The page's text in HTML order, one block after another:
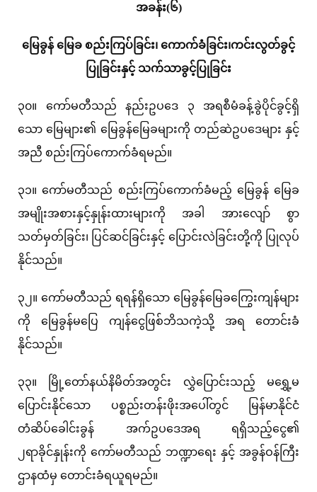
အခန်း(၆)
မြေခွန် မြေခ စည်းကြပ်ခြင်း၊ ကောက်ခံခြင်း၊ကင်းလွတ်ခွင့်
ပြုခြင်းနှင့် သက်သာခွင့်ပြုခြင်း
၃၀။ ကော်မတီသည် နည်းဥပဒေ ၃ အရစီမံခန့်ခွဲပိုင်ခွင့်ရှိ
သော မြေများ၏ မြေခွန်မြေခများကို တည်ဆဲဥပဒေများ နှင့်
အညီ စည်းကြပ်ကောက်ခံရမည်။
၃၁။ ကော်မတီသည် စည်းကြပ်ကောက်ခံမည့် မြေခွန် မြေခ
အမျိုးအစားနှင့်နှုန်းထားများကို အခါ အားလျော် စွာ
သတ်မှတ်ခြင်း၊ ပြင်ဆင်ခြင်းနှင့် ပြောင်းလဲခြင်းတို့ကို ပြုလုပ်
နိုင်သည်။
၃၂။ ကော်မတီသည် ရရန်ရှိသော မြေခွန်မြေခကြွေးကျန်များ
ကို မြေခွန်မပြေ ကျန်ငွေဖြစ်ဘိသကဲ့သို့ အရ တောင်းခံ
နိုင်သည်။
၃၃။ မြို့တော်နယ်နိမိတ်အတွင်း လွှဲပြောင်းသည့် မရွှေ့မ
ပြောင်းနိုင်သော ပစ္စည်းတန်းဖိုးအပေါ်တွင် မြန်မာနိုင်ငံ
တံဆိပ်ခေါင်းခွန် အက်ဥပဒေအရ ရရှိသည့်ငွေ၏
၂ရာခိုင်နှုန်းကို ကော်မတီသည် ဘဏ္ဍာရေး နှင့် အခွန်ဝန်ကြီး
ဌာနထံမှ တောင်းခံရယူရမည်။